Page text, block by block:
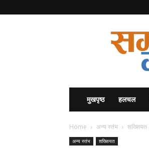
मुखपृष्ठ हलचल
Home अन्य स्तंभ शख्सियत
अन्य स्तंभ शख्सियत